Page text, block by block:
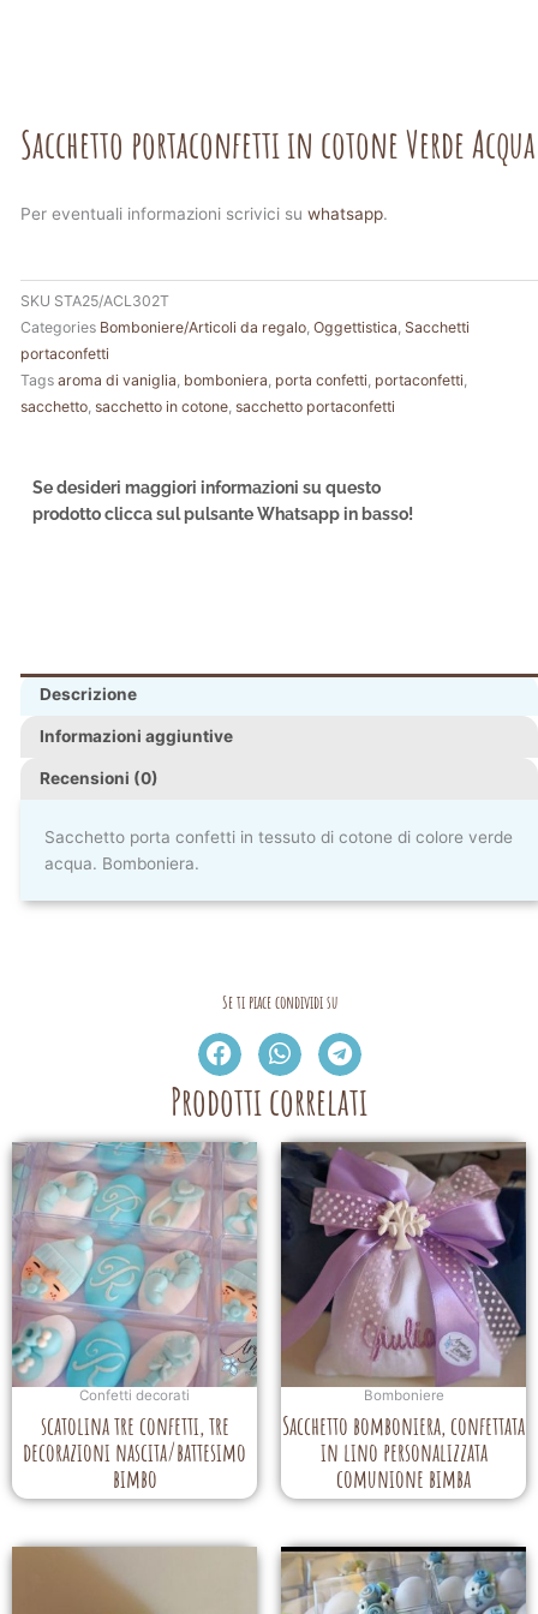
Sacchetto portaconfetti in cotone Verde Acqua
Per eventuali informazioni scrivici su whatsapp.
SKU STA25/ACL302T
Categories Bomboniere/Articoli da regalo Oggettistica Sacchetti
portaconfetti
Tags aroma di vaniglia bomboniera porta confetti portaconfetti
sacchetto sacchetto in cotone sacchetto portaconfetti
Se desideri maggiori informazioni su questo
prodotto clicca sul pulsante Whatsapp in basso!
Descrizione
Informazioni aggiuntive
Recensioni (0)
Sacchetto porta confetti in tessuto di cotone di colore verde
acqua. Bomboniera.
Se ti piace condividi su
Prodotti correlati
Confetti decorati
scatolina tre confetti, tre
decorazioni nascita/battesimo
bimbo
Bomboniere
Sacchetto bomboniera, confettata
in lino personalizzata
comunione bimba